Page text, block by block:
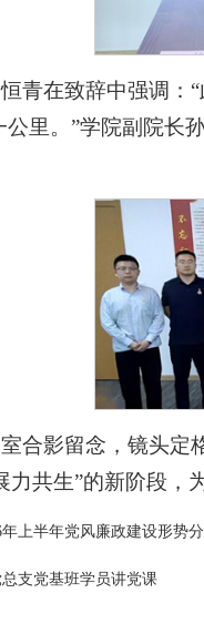
青在致辞中强调：
公里。”学院副院
合影留念，镜头
力共生”的新阶段
上半年党风廉政建设形势
支党基班学员讲党课